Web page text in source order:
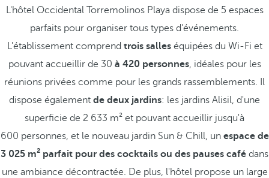
L'hôtel Occidental Torremolinos Playa dispose de 5 espaces
parfaits pour organiser tous types d'événements.
L'établissement comprend trois salleséquipées du Wi-Fi et
pouvant accueillir de 30 à 420 personnes, idéales pour les
réunions privées comme pour les grands rassemblements. Il
dispose également de deux jardins: les jardins Alisil, d'une
superficie de 2 633 m² et pouvant accueillir jusqu'à
600 personnes, et le nouveau jardin Sun & Chill, un espace de
3 025 m² parfait pour des cocktails ou des pauses café dans
une ambiance décontractée. De plus, l'hôtel propose un large